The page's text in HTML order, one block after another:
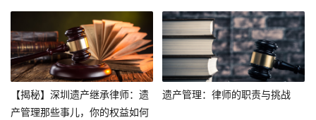
五大核心职责
【揭秘】深圳遗产继承律师：遗
产管理那些事儿，你的权益如何
遗产管理：律师的职责与挑战